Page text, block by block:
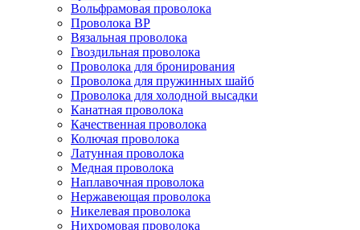
Вольфрамовая проволока
Проволока ВР
Вязальная проволока
Гвоздильная проволока
Проволока для бронирования
Проволока для пружинных шайб
Проволока для холодной высадки
Канатная проволока
Качественная проволока
Колючая проволока
Латунная проволока
Медная проволока
Наплавочная проволока
Нержавеющая проволока
Никелевая проволока
Нихромовая проволока